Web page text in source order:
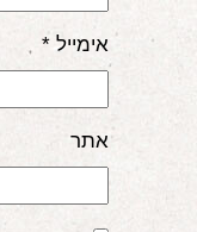
אימייל *
אתר